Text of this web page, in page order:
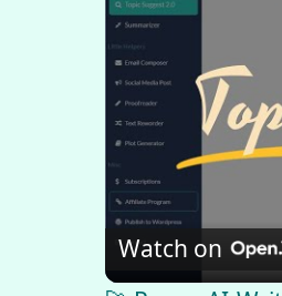
Watch on